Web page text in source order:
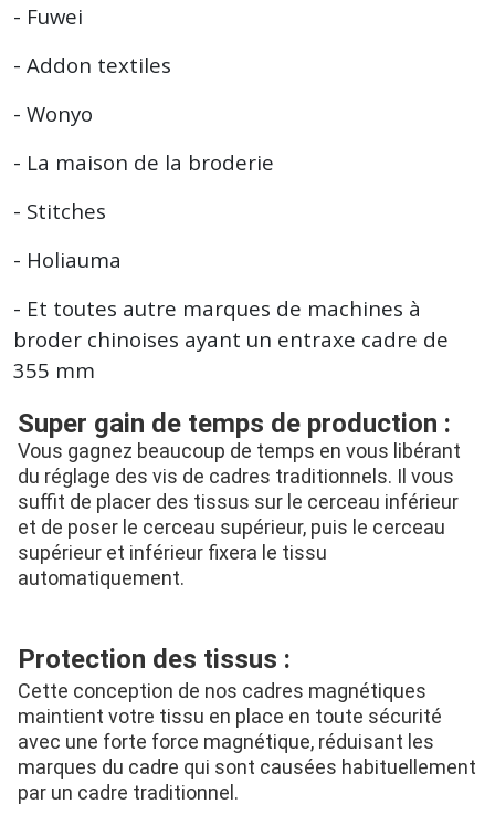
- Fuwei
- Addon textiles
- Wonyo
- La maison de la broderie
- Stitches
- Holiauma
- Et toutes autre marques de machines à
broder chinoises ayant un entraxe cadre de
355 mm
Super gain de temps de production :
Vous gagnez beaucoup de temps en vous libérant
du réglage des vis de cadres traditionnels. Il vous
suffit de placer des tissus sur le cerceau inférieur
et de poser le cerceau supérieur, puis le cerceau
supérieur et inférieur fixera le tissu
automatiquement.
Protection des tissus :
Cette conception de nos cadres magnétiques
maintient votre tissu en place en toute sécurité
avec une forte force magnétique, réduisant les
marques du cadre qui sont causées habituellement
par un cadre traditionnel.